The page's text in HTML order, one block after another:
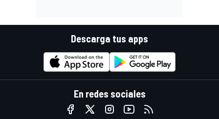
Descarga tus apps
En redes sociales